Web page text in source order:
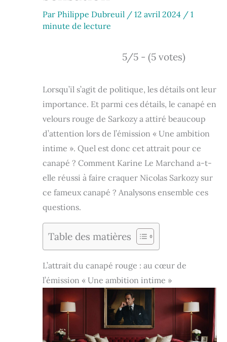
Par Philippe Dubreuil / 12 avril 2024 / 1
minute de lecture
5/5 - (5 votes)
Lorsqu’il s’agit de politique, les détails ont leur
importance. Et parmi ces détails, le canapé en
velours rouge de Sarkozy a attiré beaucoup
d’attention lors de l’émission « Une ambition
intime ». Quel est donc cet attrait pour ce
canapé ? Comment Karine Le Marchand a-t-
elle réussi à faire craquer Nicolas Sarkozy sur
ce fameux canapé ? Analysons ensemble ces
questions.
Table des matières
L’attrait du canapé rouge : au cœur de
l’émission « Une ambition intime »